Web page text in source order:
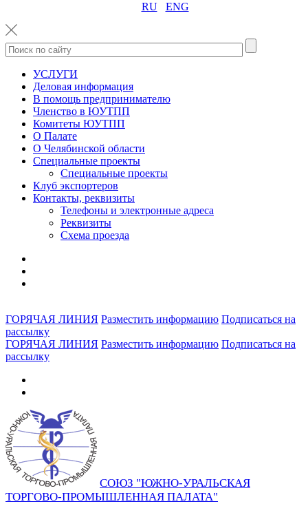
RU ENG
УСЛУГИ
Деловая информация
В помощь предпринимателю
Членство в ЮУТПП
Комитеты ЮУТПП
О Палате
О Челябинской области
Специальные проекты
Специальные проекты
Клуб экспортеров
Контакты, реквизиты
Телефоны и электронные адреса
Реквизиты
Схема проезда
ГОРЯЧАЯ ЛИНИЯ Разместить информацию Подписаться на
рассылку
ГОРЯЧАЯ ЛИНИЯ Разместить информацию Подписаться на
рассылку
СОЮЗ "ЮЖНО-УРАЛЬСКАЯ
ТОРГОВО-ПРОМЫШЛЕННАЯ ПАЛАТА"